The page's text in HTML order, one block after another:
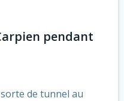
pendant
de tunnel au